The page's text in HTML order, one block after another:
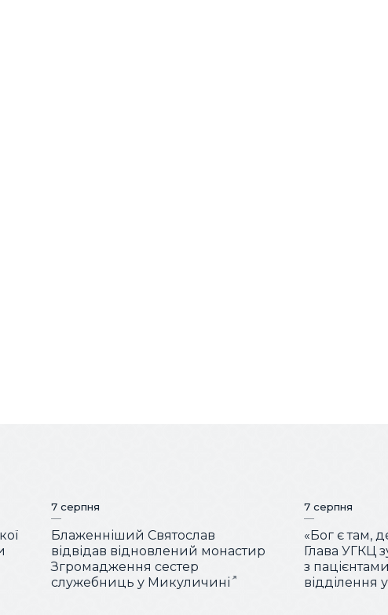
7 серпня
Блаженніший Святослав
відвідав відновлений монастир
Згромадження сестер
служебниць у Микуличині
7 серпня
«Бог є там,
Глава УГКЦ
з
відділення